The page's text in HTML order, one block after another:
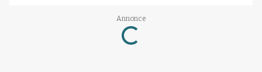
Annonce
Loading...